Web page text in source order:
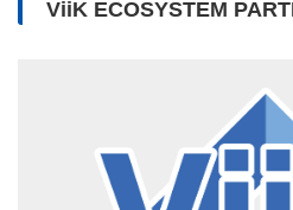
ViiK ECOSYSTEM